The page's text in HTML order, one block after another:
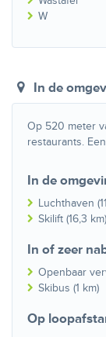
W
In de
Op 520 meter
restaurants.
In de
Luchthaven
Skilift (16,3 km)
In of zeer
Openbaar
Skibus (1 km)
Op